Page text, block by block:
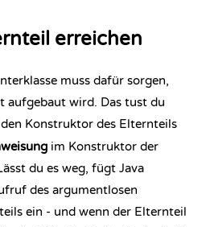
erreichen
muss dafür sorgen,
aufgebaut wird. Das tust du
den Konstruktor des Elternteils
im Konstruktor der
du es weg, fügt Java
des argumentlosen
ein - und wenn der Elternteil